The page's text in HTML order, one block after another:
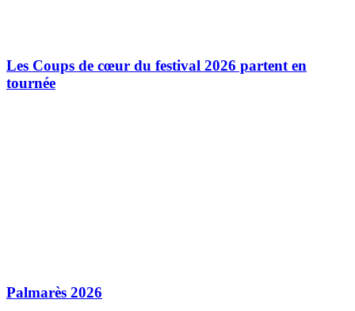
Les Coups de cœur du festival 2026 partent en
tournée
Palmarès 2026